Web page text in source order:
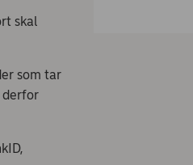
skal
som tar
derfor